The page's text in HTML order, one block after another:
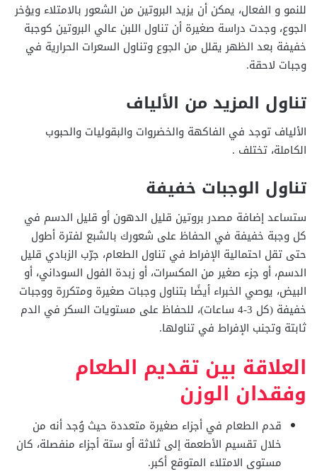
للنمو و الفعال، يمكن أن يزيد البروتين من الشعور بالامتلاء ويؤخر
الجوع، وجدت دراسة صغيرة أن تناول اللبن عالي البروتين كوجبة
خفيفة بعد الظهر يقلل من الجوع وتناول السعرات الحرارية في
وجبات لاحقة.
تناول المزيد من الألياف
الألياف توجد في الفاكهة والخضروات والبقوليات والحبوب
الكاملة، تختلف .
تناول الوجبات خفيفة
ستساعد إضافة مصدر بروتين قليل الدهون أو قليل الدسم في
كل وجبة خفيفة في الحفاظ على شعورك بالشبع لفترة أطول
حتى تقل احتمالية الإفراط في تناول الطعام، جرّب الزبادي قليل
الدسم، أو جزء صغير من المكسرات، أو زبدة الفول السوداني، أو
البيض، يوصي الخبراء أيضًا بتناول وجبات صغيرة ومتكررة ووجبات
خفيفة (كل 3-4 ساعات)، للحفاظ على مستويات السكر في الدم
ثابتة وتجنب الإفراط في تناولها.
العلاقة بين تقديم الطعام
وفقدان الوزن
قدم الطعام في أجزاء صغيرة متعددة حيث وُجد أنه من
خلال تقسيم الأطعمة إلى ثلاثة أو ستة أجزاء منفصلة، كان
مستوى الامتلاء المتوقع أكبر.